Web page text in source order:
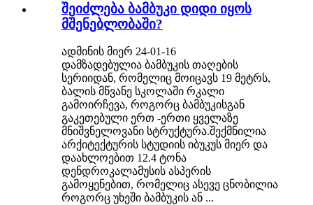
შეიძლება ბამბუკი დიდი იყოს
მშენებლობაში?
ადმინის მიერ 24-01-16
დამზადებულია ბამბუკის თაღების
სერიიდან, რომელიც მოიცავს 19 მეტრს,
ბალის მწვანე სკოლაში რკალი
გამოირჩევა, როგორც ბამბუკისგან
გაკეთებული ერთ -ერთი ყველაზე
მნიშვნელოვანი სტრუქტურა.შექმნილია
არქიტექტურის სტუდიის იბუკუს მიერ და
დაახლოებით 12.4 ტონა
დენდროკალამუსის ასპერის
გამოყენებით, რომელიც ასევე ცნობილია
როგორც უხეში ბამბუკის ან ...